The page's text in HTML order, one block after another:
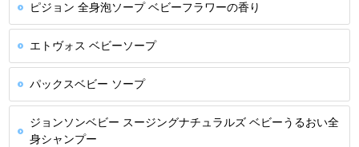
ピジョン 全身泡ソープ ベビーフラワーの香り
エトヴォス ベビーソープ
パックスベビー ソープ
ジョンソンベビー スージングナチュラルズ ベビーうるおい全
身シャンプー